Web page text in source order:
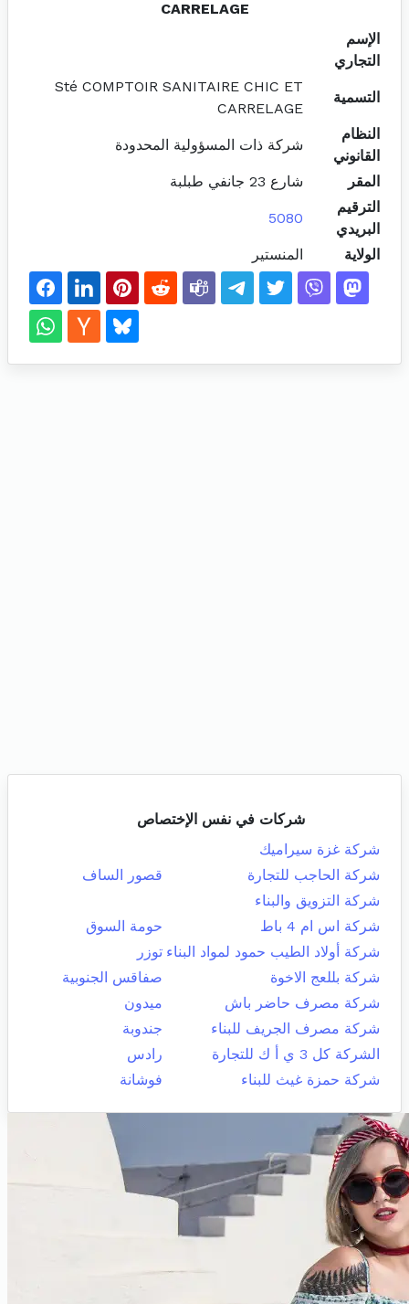
CARRELAGE
الإسم
التجاري
التسمية
Sté COMPTOIR SANITAIRE CHIC ET
CARRELAGE
النظام
القانوني
شركة ذات المسؤولية المحدودة
المقر
شارع 23 جانفي طبلبة
الترقيم
البريدي
5080
الولاية المنستير
شركات في نفس الإختصاص
شركة غزة سيراميك
شركة الحاجب للتجارة
قصور الساف
شركة التزويق والبناء
شركة اس ام 4 باط
حومة السوق
شركة أولاد الطيب حمود لمواد البناء توزر
شركة بللعج الاخوة
صفاقس الجنوبية
شركة مصرف حاضر باش
ميدون
شركة مصرف الجريف للبناء
جندوبة
الشركة كل 3 ي أ ك للتجارة
رادس
شركة حمزة غيث للبناء
فوشانة